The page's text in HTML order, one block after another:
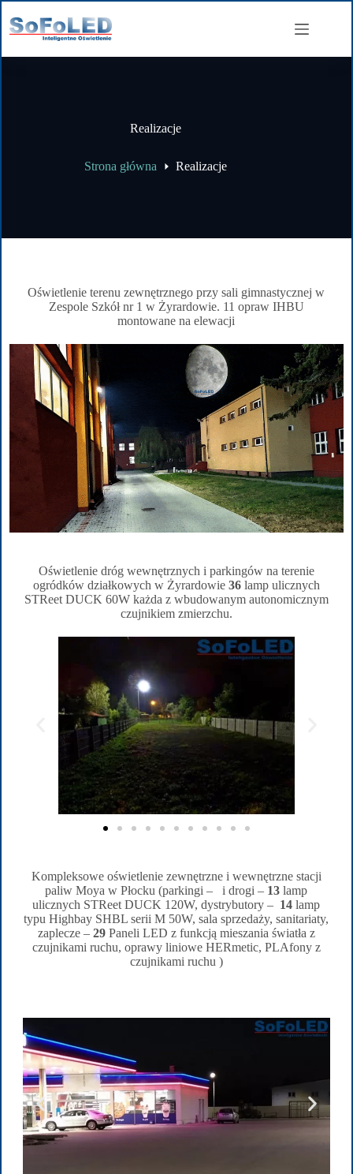
Realizacje
Strona główna Realizacje
Oświetlenie terenu zewnętrznego przy sali gimnastycznej w
Zespole Szkół nr 1 w Żyrardowie. 11 opraw IHBU
montowane na elewacji
Oświetlenie dróg wewnętrznych i parkingów na terenie
ogródków działkowych w Żyrardowie 36lamp ulicznych
STReet DUCK 60W każda z wbudowanym autonomicznym
czujnikiem zmierzchu.
Kompleksowe oświetlenie zewnętrzne i wewnętrzne stacji
paliw Moya w Płocku (parkingi – i drogi – 13 lamp
ulicznych STReet DUCK 120W, dystrybutory – 14lamp
typu Highbay SHBL serii M 50W, sala sprzedaży, sanitariaty,
zaplecze – 29Paneli LED z funkcją mieszania światła z
czujnikami ruchu, oprawy liniowe HERmetic, PLAfony z
czujnikami ruchu )